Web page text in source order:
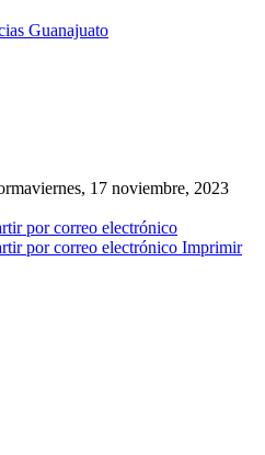
Guanajuato
viernes, 17 noviembre, 2023
por correo electrónico
por correo electrónico Imprimir